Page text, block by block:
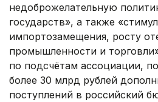
недоброжелательную
государств», а также
импортозамещения, росту
промышленности и
по подсчётам ассоциации,
более 30 млрд рублей
поступлений в российский